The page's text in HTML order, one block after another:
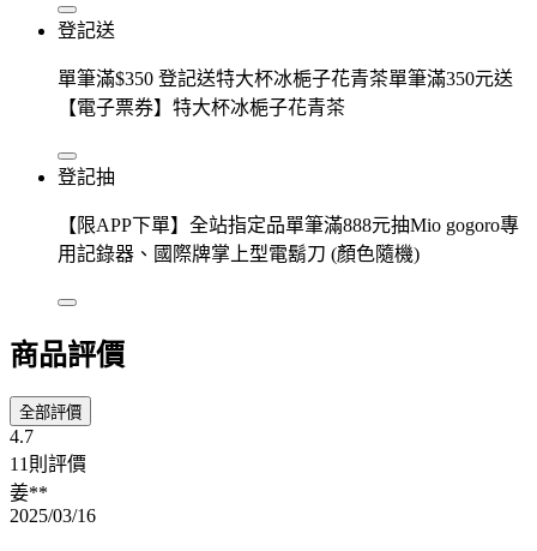
登記送
單筆滿$350 登記送特大杯冰梔子花青茶單筆滿350元送
【電子票券】特大杯冰梔子花青茶
登記抽
【限APP下單】全站指定品單筆滿888元抽Mio gogoro專
用記錄器、國際牌掌上型電鬍刀 (顏色隨機)
商品評價
全部評價
4.7
11則評價
姜**
2025/03/16